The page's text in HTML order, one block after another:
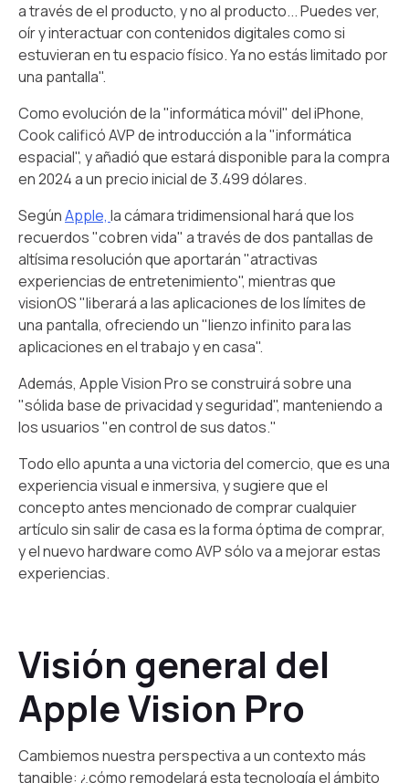
a través de el producto, y no al producto... Puedes ver,
oír y interactuar con contenidos digitales como si
estuvieran en tu espacio físico. Ya no estás limitado por
una pantalla".
Como evolución de la "informática móvil" del iPhone,
Cook calificó AVP de introducción a la "informática
espacial", y añadió que estará disponible para la compra
en 2024 a un precio inicial de 3.499 dólares.
SegúnApple, la cámara tridimensional hará que los
recuerdos "cobren vida" a través de dos pantallas de
altísima resolución que aportarán "atractivas
experiencias de entretenimiento", mientras que
visionOS "liberará a las aplicaciones de los límites de
una pantalla, ofreciendo un "lienzo infinito para las
aplicaciones en el trabajo y en casa".
Además, Apple Vision Pro se construirá sobre una
"sólida base de privacidad y seguridad", manteniendo a
los usuarios "en control de sus datos."
Todo ello apunta a una victoria del comercio, que es una
experiencia visual e inmersiva, y sugiere que el
concepto antes mencionado de comprar cualquier
artículo sin salir de casa es la forma óptima de comprar,
y el nuevo hardware como AVP sólo va a mejorar estas
experiencias.
Visión general del
Apple Vision Pro
Cambiemos nuestra perspectiva a un contexto más
tangible: ¿cómo remodelará esta tecnología el ámbito